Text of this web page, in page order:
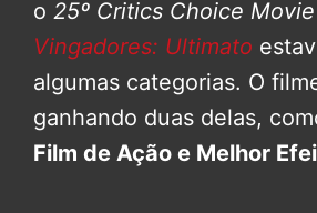
o 25º Critics Choice
Vingadores: Ultimato
algumas categorias. O
ganhando duas delas,
Film de Ação e Melhor